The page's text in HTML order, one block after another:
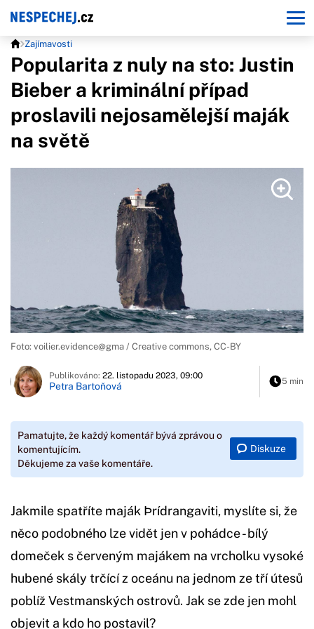
Zajímavosti
Popularita z nuly na sto: Justin
Bieber a kriminální případ
proslavili nejosamělejší maják
na světě
Foto: voilier.evidence@gma / Creative commons, CC-BY
Publikováno: 22. listopadu 2023, 09:00
Petra Bartoňová 5 min
Pamatujte, že každý komentář bývá zprávou o
komentujícím.
Děkujeme za vaše komentáře.
Diskuze
Jakmile spatříte maják Þrídrangaviti, myslíte si, že
něco podobného lze vidět jen v pohádce - bílý
domeček s červeným majákem na vrcholku vysoké
hubené skály trčící z oceánu na jednom ze tří útesů
poblíž Vestmanských ostrovů. Jak se zde jen mohl
objevit a kdo ho postavil?